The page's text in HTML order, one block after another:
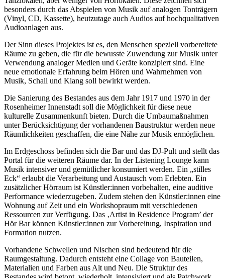
besonders durch das Abspielen von Musik auf analogen Tonträgern
(Vinyl, CD, Kassette), heutzutage auch Audios auf hochqualitativen
Audioanlagen aus.
Der Sinn dieses Projektes ist es, den Menschen speziell vorbereitete
Räume zu geben, die für die bewusste Zuwendung zur Musik unter
Verwendung analoger Medien und Geräte konzipiert sind. Eine
neue emotionale Erfahrung beim Hören und Wahrnehmen von
Musik, Schall und Klang soll bewirkt werden.
Die Sanierung des Bestandes aus dem Jahr 1917 und 1970 in der
Rosenheimer Innenstadt soll die Möglichkeit für diese neue
kulturelle Zusammenkunft bieten. Durch die Umbaumaßnahmen
unter Berücksichtigung der vorhandenen Baustruktur werden neue
Räumlichkeiten geschaffen, die eine Nähe zur Musik ermöglichen.
Im Erdgeschoss befinden sich die Bar und das DJ-Pult und stellt das
Portal für die weiteren Räume dar. In der Listening Lounge kann
Musik intensiver und gemütlicher konsumiert werden. Ein „stilles
Eck“ erlaubt die Verarbeitung und Austausch vom Erlebten. Ein
zusätzlicher Hörraum ist Künstler:innen vorbehalten, eine auditive
Performance wiederzugeben. Zudem stehen den Künstler:innen eine
Wohnung auf Zeit und ein Workshopraum mit verschiedenen
Ressourcen zur Verfügung. Das ‚Artist in Residence Program’ der
Hör Bar können Künstler:innen zur Vorbereitung, Inspiration und
Formation nutzen.
Vorhandene Schwellen und Nischen sind bedeutend für die
Raumgestaltung. Dadurch entsteht eine Collage von Bauteilen,
Materialien und Farben aus Alt und Neu. Die Struktur des